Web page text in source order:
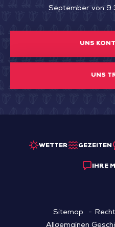
September von
UNS
UNS
WETTER GEZEITEN
IHRE
Sitemap
Allgemainen